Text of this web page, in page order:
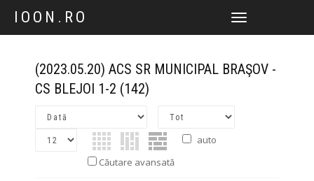
IOON.RO
TOGGLE
(2023.05.20) ACS SR MUNICIPAL BRAŞOV -
CS BLEJOI 1-2 (142)
auto
Căutare avansată